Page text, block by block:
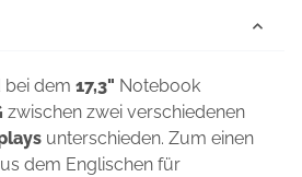
bei dem 17,3" Notebook
zwischen zwei verschiedenen
unterschieden. Zum einen
dem Englischen für